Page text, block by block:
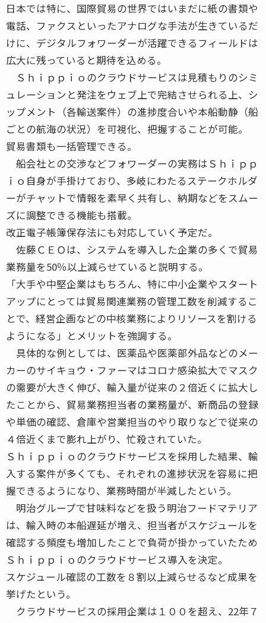
日本では特に、国際貿易の世界ではいまだに紙の書類や
電話、ファクスといったアナログな手法が生きているだ
けに、デジタルフォワーダーが活躍できるフィールドは
広大に残っていると期待を込める。
Ｓｈｉｐｐｉｏのクラウドサービスは見積もりのシミ
ュレーションと発注をウェブ上で完結させられる上、シ
ップメント（各輸送案件）の進捗度合いや本船動静（船
ごとの航海の状況）を可視化、把握することが可能。
貿易書類も一括管理できる。
船会社との交渉などフォワーダーの実務はＳｈｉｐｐ
ｉｏ自身が手掛けており、多岐にわたるステークホルダ
ーがチャットで情報を素早く共有し、納期などをスムー
ズに調整できる機能も搭載。
改正電子帳簿保存法にも対応していく予定だ。
佐藤ＣＥＯは、システムを導入した企業の多くで貿易
業務量を50％以上減らせていると説明する。
「大手や中堅企業はもちろん、特に中小企業やスタート
アップにとっては貿易関連業務の管理工数を削減するこ
とで、経営企画などの中核業務によりリソースを割ける
ようになる」とメリットを強調する。
具体的な例としては、医薬品や医薬部外品などのメー
カーのサイキョウ・ファーマはコロナ感染拡大でマスク
の需要が大きく伸び、輸入量が従来の２倍近くに拡大し
たことから、貿易業務担当者の業務量が、新商品の登録
や単価の確認、倉庫や営業担当のやり取りなどで従来の
４倍近くまで膨れ上がり、忙殺されていた。
Ｓｈｉｐｐｉｏのクラウドサービスを採用した結果、輸
入する案件が多くても、それぞれの進捗状況を容易に把
握できるようになり、業務時間が半減したという。
明治グループで甘味料などを扱う明治フードマテリア
は、輸入時の本船遅延が増え、担当者がスケジュールを
確認する頻度も増加したことで負荷が掛かっていたため
Ｓｈｉｐｐｉｏのクラウドサービス導入を決定。
スケジュール確認の工数を８割以上減らせるなど成果を
挙げたという。
クラウドサービスの採用企業は１００を超え、22年７